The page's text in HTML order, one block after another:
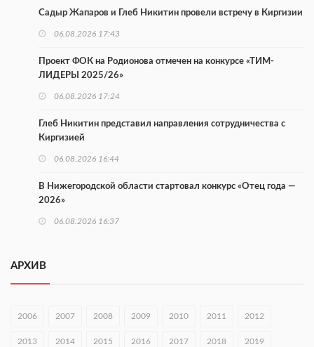
Садыр Жапаров и Глеб Никитин провели встречу в Киргизии
06.08.2026 17:43
Проект ФОК на Родионова отмечен на конкурсе «ТИМ-
ЛИДЕРЫ 2025/26»
06.08.2026 17:24
Глеб Никитин представил направления сотрудничества с
Киргизией
06.08.2026 16:44
В Нижегородской области стартовал конкурс «Отец года —
2026»
06.08.2026 16:37
раза
АРХИВ
2006 2007 2008 2009 2010 2011 2012
2013 2014 2015 2016 2017 2018 2019